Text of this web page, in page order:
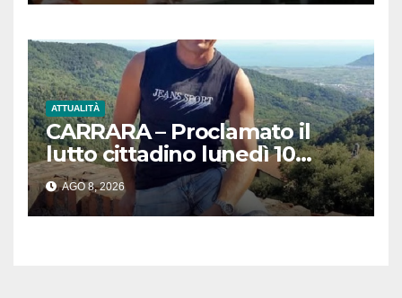
ATTUALITÀ
CARRARA – Proclamato il
lutto cittadino lunedì 10
agosto in concomitanza con
le esequie di Aldo Gullotti
AGO 8, 2026